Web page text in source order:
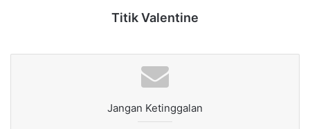
Titik Valentine
Jangan Ketinggalan